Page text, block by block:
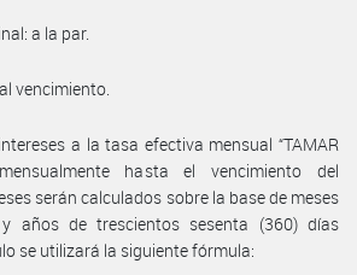
a la par.
vencimiento.
a la tasa efectiva mensual “TAMAR
hasta el vencimiento del
serán calculados sobre la base de meses
años de trescientos sesenta (360) días
se utilizará la siguiente fórmula: